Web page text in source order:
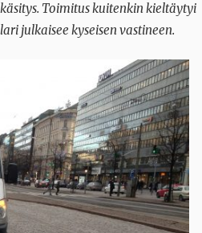
Toimitus kuitenkin kieltäytyi
julkaisee kyseisen vastineen.